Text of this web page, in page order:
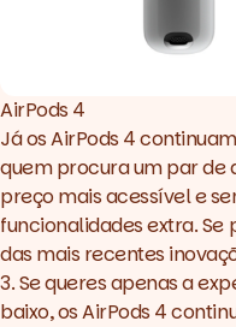
AirPods 4
Já os AirPods 4
quem procura um par de
preço mais acessível e
funcionalidades extra.
das mais recentes
3. Se queres apenas a
baixo, os AirPods 4